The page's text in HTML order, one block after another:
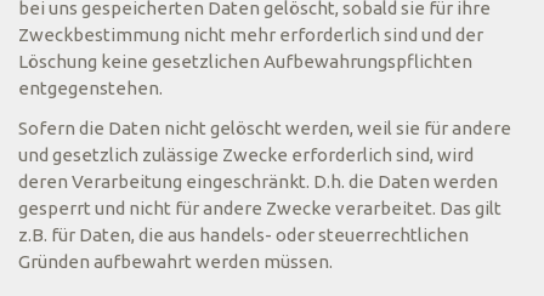
bei uns gespeicherten Daten gelöscht, sobald sie für ihre
Zweckbestimmung nicht mehr erforderlich sind und der
Löschung keine gesetzlichen Aufbewahrungspflichten
entgegenstehen.
Sofern die Daten nicht gelöscht werden, weil sie für andere
und gesetzlich zulässige Zwecke erforderlich sind, wird
deren Verarbeitung eingeschränkt. D.h. die Daten werden
gesperrt und nicht für andere Zwecke verarbeitet. Das gilt
z.B. für Daten, die aus handels- oder steuerrechtlichen
Gründen aufbewahrt werden müssen.